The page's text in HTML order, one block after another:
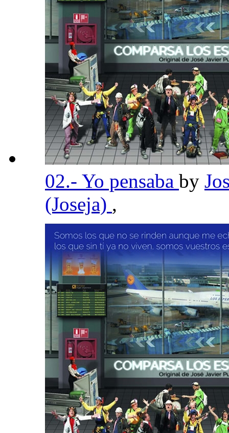
02.- Yo pensaba by
(Joseja) ,